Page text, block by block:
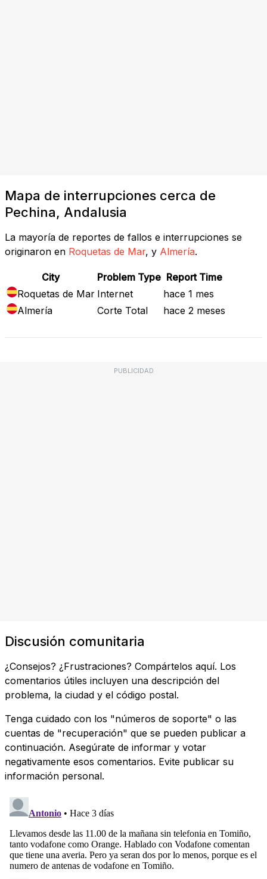
Mapa de interrupciones cerca de
Pechina, Andalusia
La mayoría de reportes de fallos e interrupciones se
originaron en Roquetas de Mar, y Almería.
City Problem Type Report Time
Roquetas de Mar Internet
hace 1 mes
Almería
Corte Total hace 2 meses
PUBLICIDAD
Discusión comunitaria
¿Consejos? ¿Frustraciones? Compártelos aquí. Los
comentarios útiles incluyen una descripción del
problema, la ciudad y el código postal.
Tenga cuidado con los "números de soporte" o las
cuentas de "recuperación" que se pueden publicar a
continuación. Asegúrate de informar y votar
negativamente esos comentarios. Evite publicar su
información personal.